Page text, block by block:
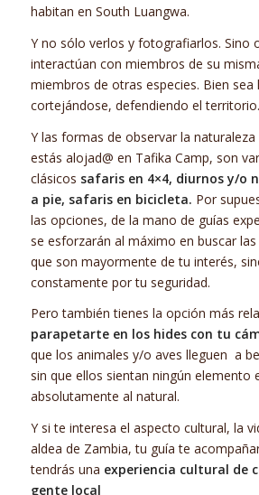
habitan en South Luangwa.
Y no sólo verlos y fotografiarlos. Sino
interactúan con miembros de su
miembros de otras especies. Bien sea
cortejándose, defendiendo el
Y las formas de observar la
estás alojad@ en Tafika Camp, son
clásicos safaris en 4×4, diurnos y/o
a pie, safaris en bicicleta. Por
las opciones, de la mano de guías
se esforzarán al máximo en buscar
que son mayormente de tu interés,
constamente por tu seguridad.
Pero también tienes la opción más
parapetarte en los hides con tu
que los animales y/o aves lleguen a
sin que ellos sientan ningún elemento
absolutamente al natural.
Y si te interesa el aspecto cultural, la
aldea de Zambia, tu guía te
tendrás una experiencia cultural de
gente local